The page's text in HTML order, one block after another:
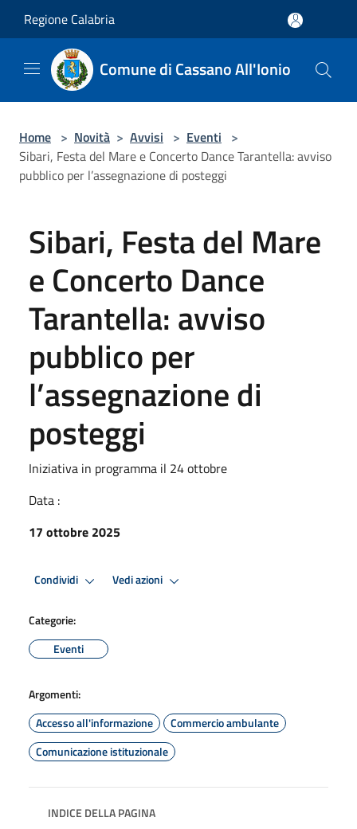
Regione Calabria
Comune di Cassano All'Ionio
Home > Novità > Avvisi > Eventi >
Sibari, Festa del Mare e Concerto Dance Tarantella: avviso
pubblico per l’assegnazione di posteggi
Sibari, Festa del Mare
e Concerto Dance
Tarantella: avviso
pubblico per
l’assegnazione di
posteggi
Iniziativa in programma il 24 ottobre
Data :
17 ottobre 2025
Condividi Vedi azioni
Categorie:
Eventi
Argomenti:
Accesso all'informazione
Commercio ambulante
Comunicazione istituzionale
INDICE DELLA PAGINA